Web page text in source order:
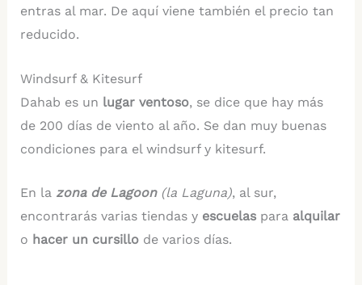
entras al mar. De aquí viene también el precio tan
reducido.
Windsurf & Kitesurf
Dahab es un lugar ventoso, se dice que hay más
de 200 días de viento al año. Se dan muy buenas
condiciones para el windsurf y kitesurf.
En la zona de Lagoon(la Laguna), al sur,
encontrarás varias tiendas y escuelas para alquilar
o hacer un cursillo de varios días.